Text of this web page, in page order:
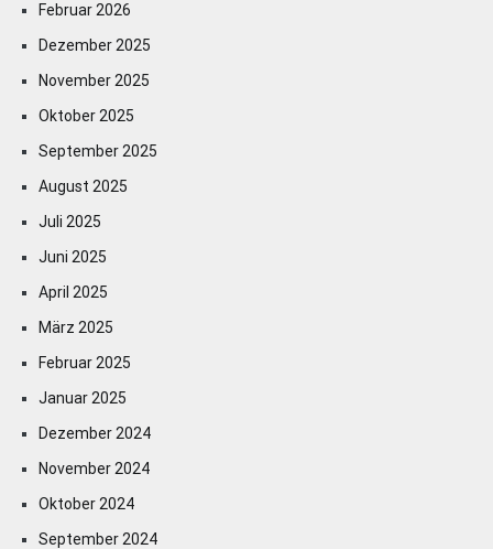
Februar 2026
Dezember 2025
November 2025
Oktober 2025
September 2025
August 2025
Juli 2025
Juni 2025
April 2025
März 2025
Februar 2025
Januar 2025
Dezember 2024
November 2024
Oktober 2024
September 2024